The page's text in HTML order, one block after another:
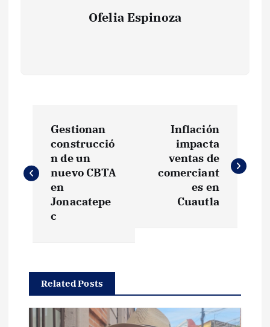
Ofelia Espinoza
v
a
c
Gestionan
construcció
n de un
nuevo CBTA
en
Jonacatepe
c
Inflación
impacta
ventas de
comerciant
es en
Cuautla
Related Posts